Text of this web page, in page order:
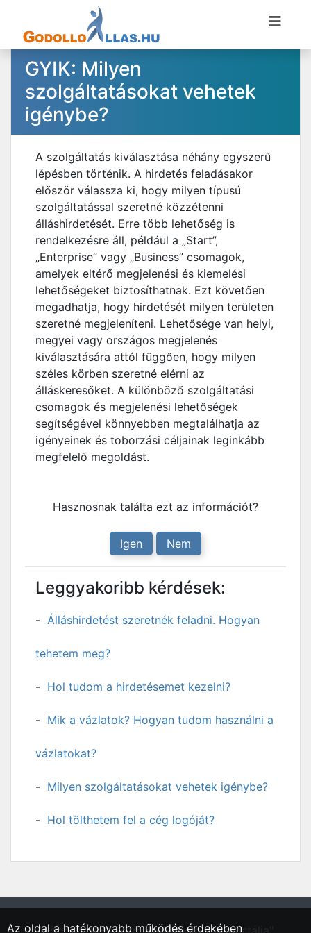
GYIK: Milyen
szolgáltatásokat vehetek
igénybe?
A szolgáltatás kiválasztása néhány egyszerű
lépésben történik. A hirdetés feladásakor
először válassza ki, hogy milyen típusú
szolgáltatással szeretné közzétenni
álláshirdetését. Erre több lehetőség is
rendelkezésre áll, például a „Start”,
„Enterprise” vagy „Business” csomagok,
amelyek eltérő megjelenési és kiemelési
lehetőségeket biztosíthatnak. Ezt követően
megadhatja, hogy hirdetését milyen területen
szeretné megjeleníteni. Lehetősége van helyi,
megyei vagy országos megjelenés
kiválasztására attól függően, hogy milyen
széles körben szeretné elérni az
álláskeresőket. A különböző szolgáltatási
csomagok és megjelenési lehetőségek
segítségével könnyebben megtalálhatja az
igényeinek és toborzási céljainak leginkább
megfelelő megoldást.
Hasznosnak találta ezt az információt?
Igen Nem
Leggyakoribb kérdések:
Álláshirdetést szeretnék feladni. Hogyan
tehetem meg?
Hol tudom a hirdetésemet kezelni?
Mik a vázlatok? Hogyan tudom használni a
vázlatokat?
Milyen szolgáltatásokat vehetek igénybe?
Hol tölthetem fel a cég logóját?
"Gödöllő, Pest vármegyei régió állásportálja"
Az oldal a hatékonyabb működés érdekében